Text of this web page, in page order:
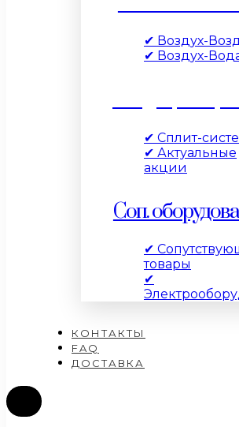
✔ Воздух-
✔ Воздух-
✔ Сплит-
✔ Актуальные
акции
Соп.
✔
товары
✔
КОНТАКТЫ
FAQ
ДОСТАВКА